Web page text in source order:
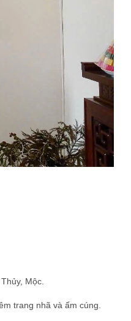
Mộc.
trang nhã và ấm cúng.